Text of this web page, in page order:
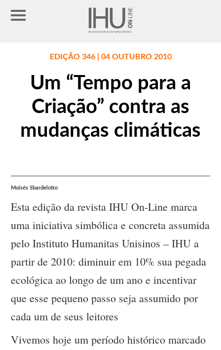
EDIÇÃO 346 | 04 OUTUBRO 2010
Um “Tempo para a
Criação” contra as
mudanças climáticas
Moisés Sbardelotto
Esta edição da revista IHU On-Line marca
uma iniciativa simbólica e concreta assumida
pelo Instituto Humanitas Unisinos – IHU a
partir de 2010: diminuir em 10% sua pegada
ecológica ao longo de um ano e incentivar
que esse pequeno passo seja assumido por
cada um de seus leitores
Vivemos hoje um período histórico marcado